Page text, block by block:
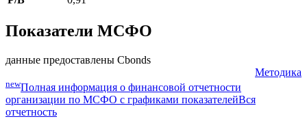
Показатели МСФО
данные предоставлены Cbonds
Методика
newПолная информация о финансовой отчетности
организации по МСФО с графиками показателейВся
отчетность